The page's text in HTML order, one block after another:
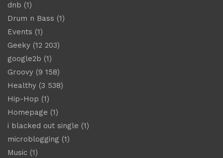
dnb (1)
Drum n Bass (1)
Events (1)
Geeky (12 203)
google2b (1)
Groovy (9 158)
Healthy (3 538)
Hip-Hop (1)
Homepage (1)
i blacked out single (1)
microblogging (1)
Music (1)